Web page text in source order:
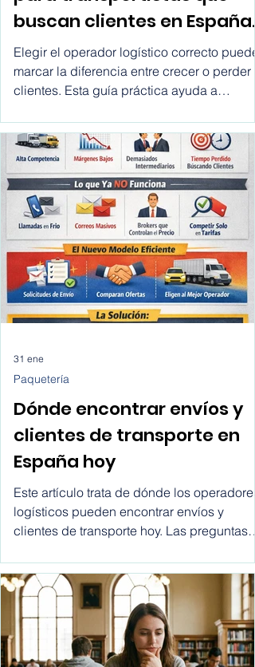
para transportistas que
buscan clientes en España,
Chile, México, USA,
Colombia, Argentina, Peru,
etc.
Elegir el operador logístico correcto puede
marcar la diferencia entre crecer o perder
clientes. Esta guía práctica ayuda a
ecommerce y empresas a comparar
transportistas, entender sus opciones y
tomar mejores decisiones de envío de
rápida y transparente.
Dónde encontrar envíos y
clientes de transporte en
España hoy
Este artículo trata de dónde los operadores
logísticos pueden encontrar envíos y
clientes de transporte hoy. Las preguntas
más comunes que hacen los comerciales
son: ¿dónde encontrar clientes para
empresas de transporte? ¿cómo recibir
solicitudes de envío? ¿cómo dejar de
depender de intermediarios? Este artículo
Paquetería